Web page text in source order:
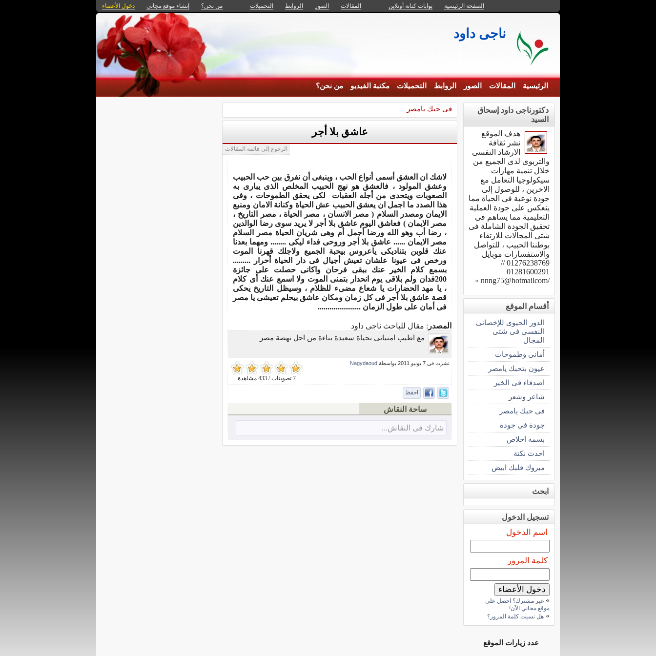
الصفحة الرئيسية بوابات كنانة أونلاين المقالات الصور الروابط التحميلات من نحن؟ إنشاء موقع مجاني دخول الأعضاء
ناجى داود
الرئيسية المقالات الصور الروابط التحميلات مكتبة الفيديو من نحن؟
فى حبك يامصر
عاشق بلا أجر
الرجوع إلى قائمة المقالات
لاشك ان العشق أسمى أنواع الحب ، وينبغى أن نفرق بين حب الحبيب
وعشق المولود ، فالعشق هو نهج الحبيب المخلص الذى يبارى به
الصعوبات ويتحدى من أجله العقبات لكى يحقق الطموحات ، وفى
هذا الصدد ما اجمل ان يعشق الحبيب عش الحياة وكنانة الامان ومنبع
الايمان ومصدر السلام ( مصر الانسان ، مصر الحياة ، مصر التاريخ ،
مصر الايمان ) فعاشق اليوم عاشق بلا أجر لا يريد سوى رضا الوالدين
، رضا أب وهو الله ورضا أجمل أم وهى شريان الحياة مصر السلام
مصر الايمان ...... عاشق بلا أجر وروحى فداء ليكى ........ ومهما بعدنا
عنك قلوبن بتناديكى ياعروس بيحبة الجميع ولاجلك قهرنا الموت
ورخص فى عيونا علشان تعيش أجيال فى دار الحياة أحرار .........
بسمع كلام الخير عنك ببقى فرحان واكانى حصلت على جائزة
200فدان ولم بلاقى يوم انحدار بتمنى الموت ولا اسمع عنك أى كلام
، يا مهد الحضارات يا شعاع مضىء للظلام ، وسيظل التاريخ يحكى
قصة عاشق بلا أجر فى كل زمان ومكان عاشق بيحلم تعيشى يا مصر
فى أمان على طول الزمان ......................
المصدر : مقال للباحث ناجى داود
مع اطيب امنياتى بحياة سعيدة بناءة من اجل نهضة مصر
7 تصويتات / 433 مشاهدة
نشرت فى 7 يونيو 2011 بواسطة Nagydaoud
احفظ
ساحة النقاش
شارك فى النقاش...
دكتورناجى داود إسحاق
السيد
هدف الموقع
نشر ثقافة
الارشاد النفسى
والتربوى لدى الجميع من
خلال تنمية مهارات
سيكولوجيا التعامل مع
الاخرين ، للوصول إلى
جودة نوعية فى الحياة مما
ينعكس على جودة العملية
التعليمية مما يساهم فى
تحقيق الجودة الشاملة فى
شتى المجالات للارتقاء
بوطننا الحبيب ، للتواصل
والاستفسارات موبايل
01276238769 //
01281600291
/nnng75@hotmailcom
»
أقسام الموقع
الدور الحيوى للإخصائى
النفسى فى شتى
المجال
أمانى وطموحات
عيون بتحبك يامصر
اصدقاء فى الخير
شاعر وشعر
فى حبك يامصر
جودة فى جودة
بسمة اخلاص
احدث نكتة
مبروك قلبك ابيض
ابحث
تسجيل الدخول
اسم الدخول
كلمة المرور
» غير مشترك؟ احصل على
موقع مجاني الآن!
» هل نسيت كلمة المرور؟
عدد زيارات الموقع